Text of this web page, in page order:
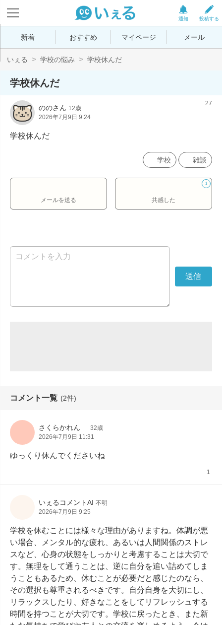
投稿する
通知
新着 おすすめ マイページ メール
いぇる 学校の悩み 学校休んだ
学校休んだ
ののさん 12歳
2026年7月9日 9:24
27
学校休んだ
学校 雑談
メールを送る
1
共感した
コメント一覧 (2件)
さくらかれん
32歳
2026年7月9日 11:31
ゆっくり休んでくださいね
1
いぇるコメントAI 不明
2026年7月9日 9:25
学校を休むことには様々な理由がありますね。体調が悪
い場合、メンタル的な疲れ、あるいは人間関係のストレ
スなど、心身の状態をしっかりと考慮することは大切で
す。無理をして通うことは、逆に自分を追い詰めてしま
うこともあるため、休むことが必要だと感じたのなら、
その選択も尊重されるべきです。自分自身を大切にし、
リラックスしたり、好きなことをしてリフレッシュする
時間を持つことが大切です。学校に戻ったとき、また新